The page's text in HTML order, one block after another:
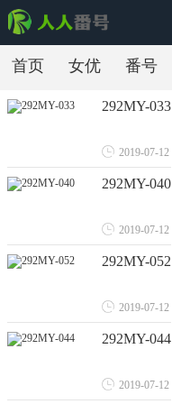
首页 女优 番号
292MY-033
2019-07-12
292MY-040
2019-07-12
292MY-052
2019-07-12
292MY-044
2019-07-12